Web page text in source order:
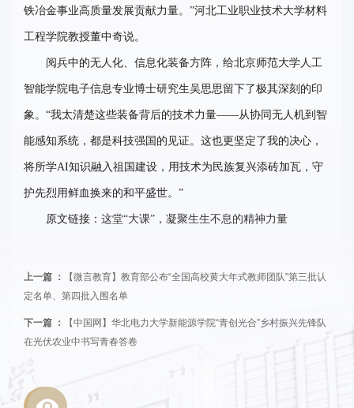
铁冶金事业高质量发展贡献力量。”河北工业职业技术大学材料
工程学院教授董中奇说。
阅兵中的无人化、信息化装备方阵，给北京师范大学人工
智能学院电子信息专业博士研究生吴思思留下了极其深刻的印
象。“我太清楚这些装备背后的技术力量——从协同无人机到智
能感知系统，都是科技强国的见证。这也更坚定了我的决心，
将所学AI知识融入祖国建设，用技术为民族复兴添砖加瓦，守
护先烈用鲜血换来的和平盛世。”
原文链接： 这堂“大课”，凝聚生生不息的精神力量
上一篇 ：
【微言教育】教育部公布“全国高校黄大年式教师团队”第三批认
定名单、第四批入围名单
下一篇 ：
【中国网】华北电力大学新能源学院“青创光合”乡村振兴先锋队
在光伏农业中书写青春答卷